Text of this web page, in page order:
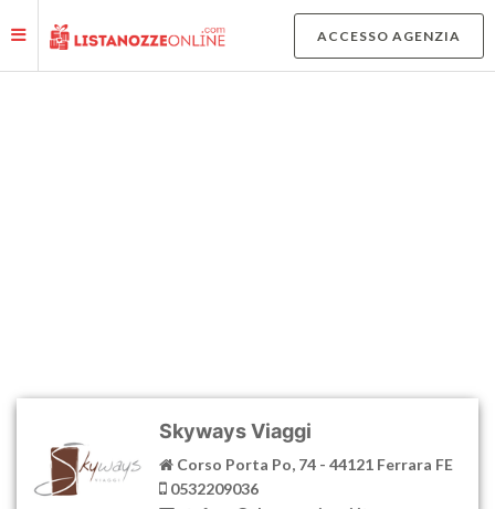
ACCESSO AGENZIA
Skyways Viaggi
Corso Porta Po, 74 - 44121 Ferrara FE
0532209036
Informativa sulla raccolta